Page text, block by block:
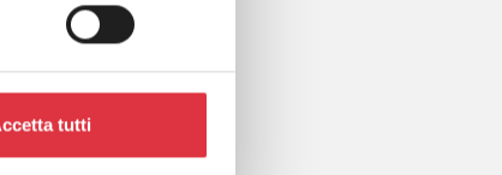
tutti come